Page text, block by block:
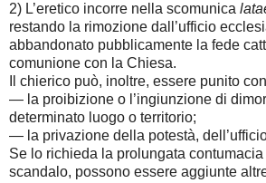
2) L’eretico incorre nella scomunica
restando la rimozione dall’ufficio
abbandonato pubblicamente la fede
comunione con la Chiesa.
Il chierico può, inoltre, essere punito
— la proibizione o l’ingiunzione di
determinato luogo o territorio;
— la privazione della potestà,
Se lo richieda la prolungata
scandalo, possono essere aggiunte